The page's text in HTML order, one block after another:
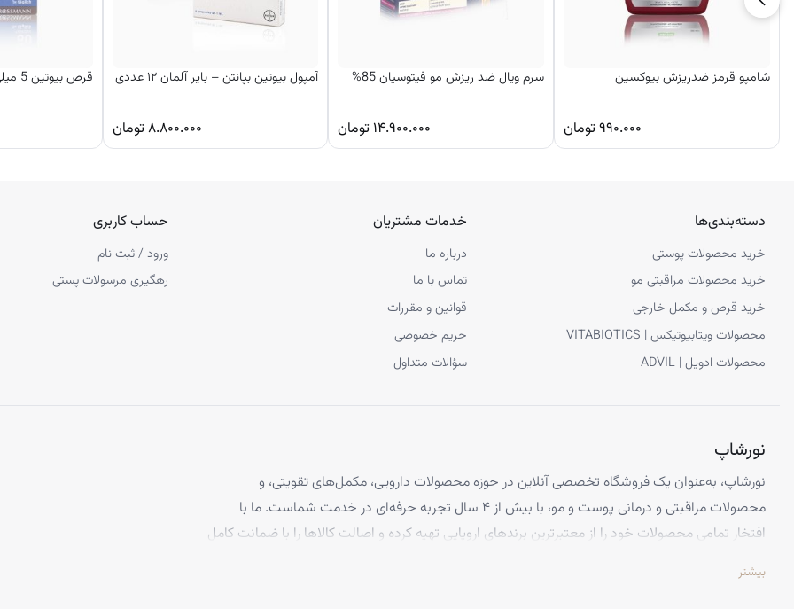
شامپو قرمز ضدریزش بیوکسین
۹۹۰.۰۰۰تومان
سرم ویال ضد ریزش مو فیتوسیان 85%
۱۴.۹۰۰.۰۰۰ تومان
آمپول بیوتین بپانتن – بایر آلمان ۱۲ عددی
۸.۸۰۰.۰۰۰تومان
قرص بیوتین 5 میلی گرم آلتافارما
دسته‌بندی‌ها
خرید محصولات پوستی
خرید محصولات مراقبتی مو
خرید قرص و مکمل خارجی
محصولات ویتابیوتیکس | VITABIOTICS
محصولات ادویل | ADVIL
خدمات مشتریان
درباره ما
تماس با ما
قوانین و مقررات
حریم خصوصی
سؤالات متداول
حساب کاربری
ورود / ثبت نام
رهگیری مرسولات پستی
نورشاپ
نورشاپ، به‌عنوان یک فروشگاه تخصصی آنلاین در حوزه محصولات دارویی، مکمل‌های تقویتی، و
محصولات مراقبتی و درمانی پوست و مو، با بیش از ۴ سال تجربه حرفه‌ای در خدمت شماست. ما با
افتخار تمامی محصولات خود را از معتبرترین برندهای اروپایی تهیه کرده و اصالت کالاها را با ضمانت کامل
تخصص ما ارائه محصولاتی است که از کیفیت و استانداردهای برتر جهانی برخوردارند، تا بتوانید با
بیشتر